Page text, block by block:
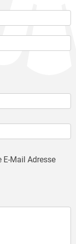
Mail Adresse